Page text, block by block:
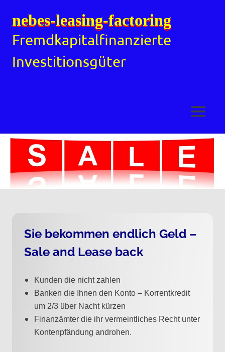
Zum
springen
nebes-leasing-factoring
Fremdkapitalfinanzierte
Investitionsgüter
MENÜ
Sie bekommen endlich Geld –
Sale and Lease back
Kunden die nicht zahlen
Banken die Ihnen den Konto – Korrentkredit
um 2/3 über Nacht kürzen
Finanzämter die ihr vermeintliches Recht unter
Kontenpfändung androhen.